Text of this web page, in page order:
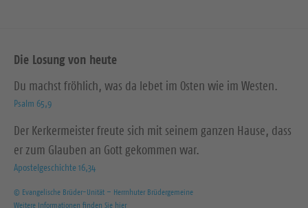
Die Losung von heute
Du machst fröhlich, was da lebet im Osten wie im Westen.
Psalm 65,9
Der Kerkermeister freute sich mit seinem ganzen Hause, dass
er zum Glauben an Gott gekommen war.
Apostelgeschichte 16,34
© Evangelische Brüder-Unität – Herrnhuter Brüdergemeine
Weitere Informationen finden Sie hier